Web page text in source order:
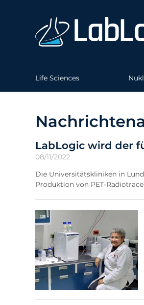
Life Sciences
LabLogic wird der
08/11/2022
Die Universitätskliniken in
Produktion von PET-